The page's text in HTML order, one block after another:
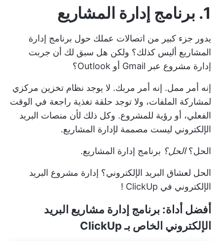
1. برنامج إدارة المشاريع
يدور جزء كبير من اتصالات عملك حول برنامج إدارة
المشاريع أليس كذلك؟ ولكن هل سبق لك أن جربت
إدارة مشروع عبر Gmail أو Outlook؟
إنه أمر ممل. إنه أمر مربك. لا يوجد نظام تخزين مركزي
لمشاركة الملفات، ولا توجد حلقة تغذية راجعة في الوقت
الفعلي، أو رؤية للمشروع. وكل ذلك لأن منصات البريد
الإلكتروني ليست مصممة لإدارة المشاريع.
الحل؟الحل؟ برنامج إدارة المشاريع.
الحل لعشاق البريد الإلكتروني؟ إدارة مشروع البريد
الإلكتروني في ClickUp
!
أفضل أداة: برنامج إدارة مشاريع البريد
الإلكتروني الخاص بـ ClickUp